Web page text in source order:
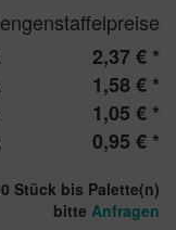
2,37 € *
1,58 € *
1,05 € *
0,95 € *
Stück bis Palette(n)
bitte Anfragen